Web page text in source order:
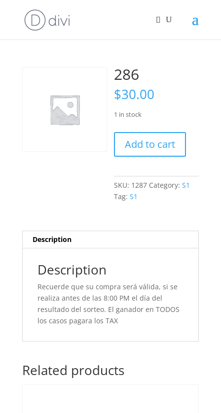
286
$30.00
1 in stock
quantity
Add to cart
SKU: 1287 Category:S1
Tag:S1
Description
Description
Recuerde que su compra será válida, si se
realiza antes de las 8:00 PM el día del
resultado del sorteo. El ganador en TODOS
los casos pagara los TAX
Related products